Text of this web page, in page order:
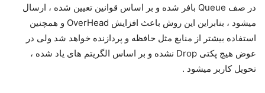
در صف Queue بافر شده و بر اساس قوانین تعیین شده ، ارسال
میشود ، بنابراین این روش باعث افزایش OverHead و همچنین
استفاده بیشتر از منابع مثل حافظه و پردازنده خواهد شد ولی در
عوض هیچ پکتی Drop نشده و بر اساس الگریتم های یاد شده ،
تحویل کاربر میشود .